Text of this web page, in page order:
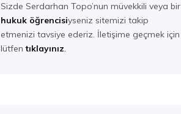
Sizde Serdarhan Topo’nun müvekkili veya bir
hukuk öğrencisiyseniz sitemizi takip
etmenizi tavsiye ederiz. İletişime geçmek için
lütfentıklayınız.